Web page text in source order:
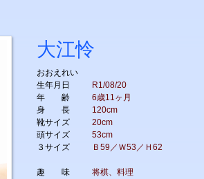
大江怜
おおえれい
生年月日
R1/08/20
年 齢
6歳11ヶ月
身 長
120cm
靴サイズ
20cm
頭サイズ
53cm
３サイズ
Ｂ59／Ｗ53／Ｈ62
趣 味
将棋、料理